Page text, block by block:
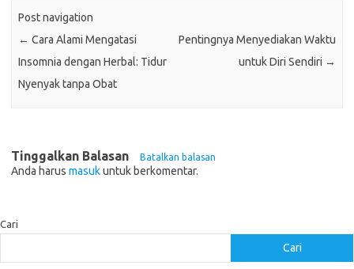
Post navigation
← Cara Alami Mengatasi
Insomnia dengan Herbal: Tidur
Nyenyak tanpa Obat
Pentingnya Menyediakan Waktu
untuk Diri Sendiri →
Tinggalkan Balasan Batalkan balasan
Anda harus masukuntuk berkomentar.
Cari
Cari